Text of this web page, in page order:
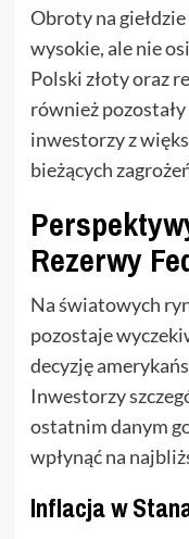
Obroty na
wysokie, ale nie
Polski złoty oraz
również
inwestorzy z
bieżących
Rezerwy
Na światowych
pozostaje
decyzję
Inwestorzy
ostatnim danym
wpłynąć na
Inflacja w